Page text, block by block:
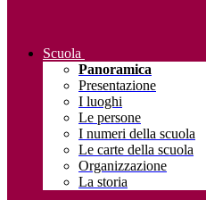
Scuola
Panoramica
Presentazione
I luoghi
Le persone
I numeri della scuola
Le carte della scuola
Organizzazione
La storia